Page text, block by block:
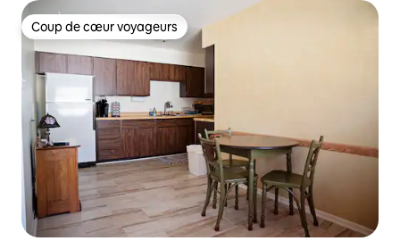
Coup de cœur voyageurs
Coup de cœur voyageurs